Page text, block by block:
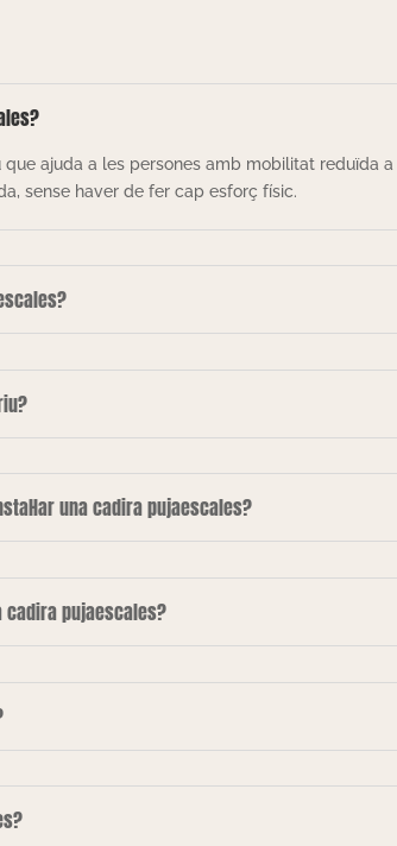
ajuda a les persones amb mobilitat reduïda a
sense haver de fer cap esforç físic.
una cadira pujaescales?
cadira pujaescales?